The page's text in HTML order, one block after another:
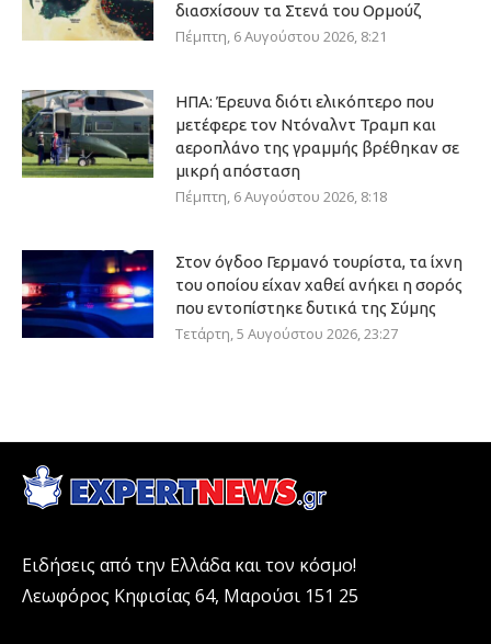
διασχίσουν τα Στενά του Ορμούζ
Πέμπτη, 6 Αυγούστου 2026, 8:21
ΗΠΑ: Έρευνα διότι ελικόπτερο που
μετέφερε τον Ντόναλντ Τραμπ και
αεροπλάνο της γραμμής βρέθηκαν σε
μικρή απόσταση
Πέμπτη, 6 Αυγούστου 2026, 8:18
Στον όγδοο Γερμανό τουρίστα, τα ίχνη
του οποίου είχαν χαθεί ανήκει η σορός
που εντοπίστηκε δυτικά της Σύμης
Τετάρτη, 5 Αυγούστου 2026, 23:27
Ειδήσεις από την Ελλάδα και τον κόσμο!
Λεωφόρος Κηφισίας 64, Μαρούσι 151 25